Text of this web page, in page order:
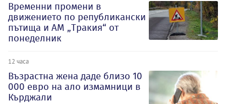
Временни промени в
движението по републикански
пътища и АМ „Тракия“ от
понеделник
12 часа
Възрастна жена даде близо 10
000 евро на ало измамници в
Кърджали